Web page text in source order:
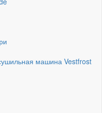
машина Vestfrost